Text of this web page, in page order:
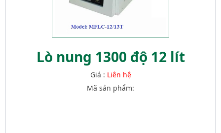
Lò nung 1300 độ 12 lít
Giá : Liên hệ
Mã sản phẩm: